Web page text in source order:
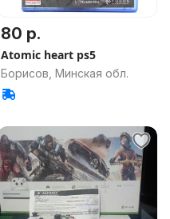
80 р.
Atomic heart ps5
Борисов, Минская обл.